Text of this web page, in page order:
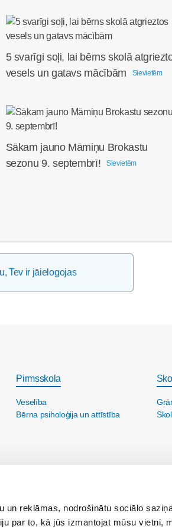
un reklāmas, nodrošinātu sociālo
par to, kā jūs izmantojat mūsu vietni,
5 svarīgi soļi, lai bērns skolā
vesels un gatavs mācībām
Sievietēm
Sākam jauno Māmiņu Brokastu
sezonu 9. septembrī!
Sievietēm
Tev ir jāielogojas
Pirmsskola
Veselība
Bērna psiholoģija un attīstība